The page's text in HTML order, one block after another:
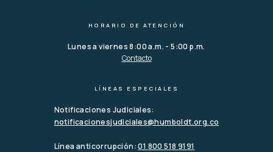
HORARIO DE ATENCIÓN
Lunes a viernes 8:00 a.m. - 5:00 p.m.
Contacto
LÍNEAS ESPECIALES
Notificaciones Judiciales:
notificacionesjudiciales@humboldt.org.co
Línea anticorrupción:01 800 518 9191